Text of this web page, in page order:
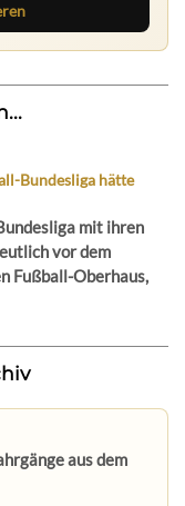
Bundesliga hätte
mit ihren
vor dem
Fußball-Oberhaus,
aus dem